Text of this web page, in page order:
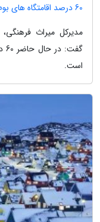
60 درصد اقامتگاه های بوم گردی آذربایجان شرقی فعال است
مدیرکل میراث
است.